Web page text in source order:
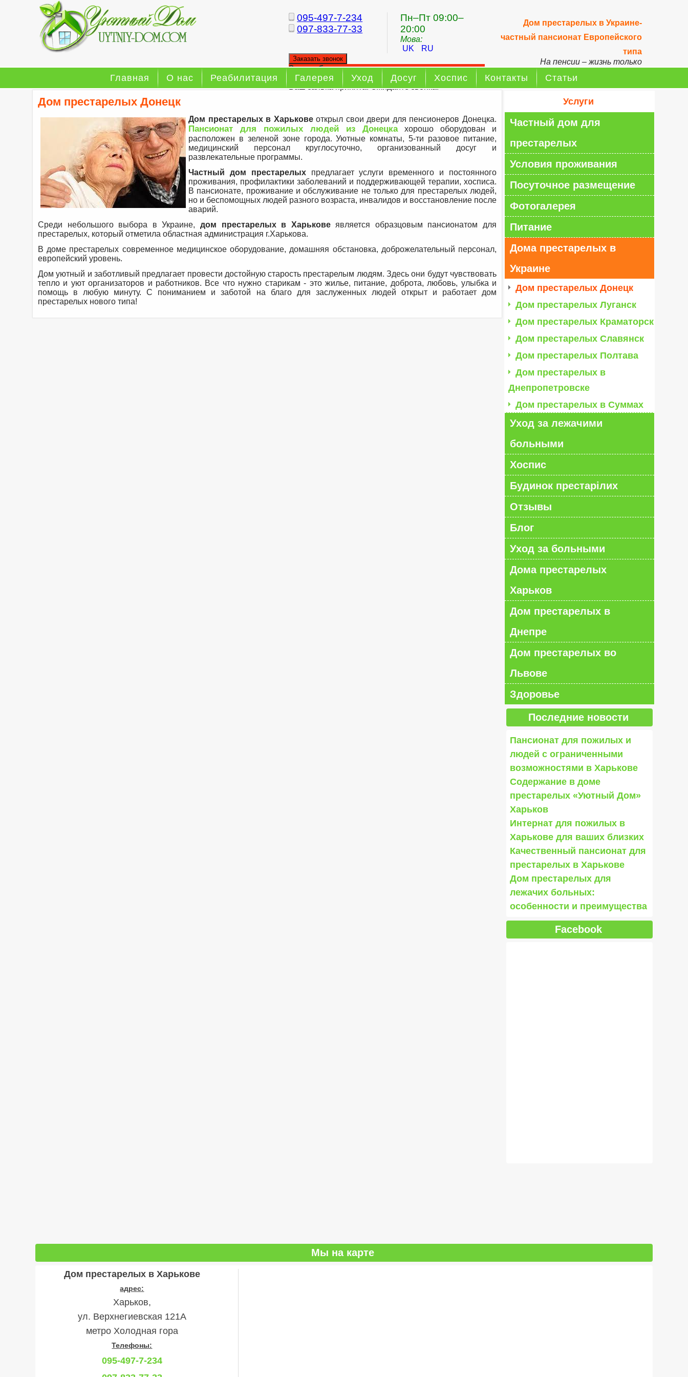
Дом престарелых в Украине-
частный пансионат Европейского
типа
На пенсии – жизнь только
095-497-7-234
097-833-77-33
Пн–Пт 09:00–
20:00
Мова:
UK
RU
Заказать звонок
Заказ обратного звонка
Ваш заявка принята. Ожидайте звонка.
Главная О нас Реабилитация Галерея Уход Досуг Хоспис Контакты Статьи
Дом престарелых Донецк
Дом престарелых в Харьковеоткрыл свои двери для пенсионеров Донецка.
Пансионат для пожилых людей из Донецкахорошо оборудован и
расположен в зеленой зоне города. Уютные комнаты, 5-ти разовое питание,
медицинский персонал круглосуточно, организованный досуг и
развлекательные программы.
Частный дом престарелыхпредлагает услуги временного и постоянного
проживания, профилактики заболеваний и поддерживающей терапии, хосписа.
В пансионате, проживание и обслуживание не только для престарелых людей,
но и беспомощных людей разного возраста, инвалидов и восстановление после
аварий.
Среди небольшого выбора в Украине, дом престарелых в Харьковеявляется образцовым пансионатом для
престарелых, который отметила областная администрация г.Харькова.
В доме престарелых современное медицинское оборудование, домашняя обстановка, доброжелательный персонал,
европейский уровень.
Дом уютный и заботливый предлагает провести достойную старость престарелым людям. Здесь они будут чувствовать
тепло и уют организаторов и работников. Все что нужно старикам - это жилье, питание, доброта, любовь, улыбка и
помощь в любую минуту. С пониманием и заботой на благо для заслуженных людей открыт и работает дом
престарелых нового типа!
Услуги
Частный дом для
престарелых
Условия проживания
Посуточное размещение
Фотогалерея
Питание
Дома престарелых в
Украине
Дом престарелых Донецк
Дом престарелых Луганск
Дом престарелых Краматорск
Дом престарелых Славянск
Дом престарелых Полтава
Дом престарелых в
Днепропетровске
Дом престарелых в Суммах
Уход за лежачими
больными
Хоспис
Будинок престарілих
Отзывы
Блог
Уход за больными
Дома престарелых
Харьков
Дом престарелых в
Днепре
Дом престарелых во
Львове
Здоровье
Последние новости
Пансионат для пожилых и
людей с ограниченными
возможностями в Харькове
Содержание в доме
престарелых «Уютный Дом»
Харьков
Интернат для пожилых в
Харькове для ваших близких
Качественный пансионат для
престарелых в Харькове
Дом престарелых для
лежачих больных:
особенности и преимущества
Facebook
Мы на карте
Дом престарелых в Харькове
адрес:
Харьков,
ул. Верхнегиевская 121А
метро Холодная гора
Телефоны:
095-497-7-234